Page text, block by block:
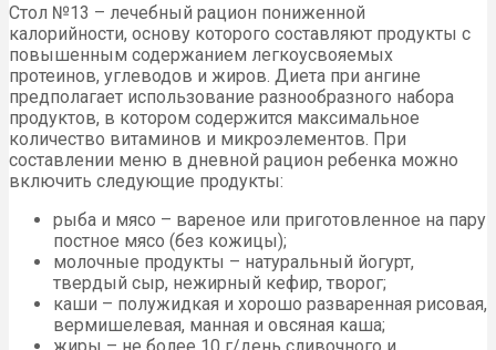
Стол №13 – лечебный рацион пониженной
калорийности, основу которого составляют продукты с
повышенным содержанием легкоусвояемых
протеинов, углеводов и жиров. Диета при ангине
предполагает использование разнообразного набора
продуктов, в котором содержится максимальное
количество витаминов и микроэлементов. При
составлении меню в дневной рацион ребенка можно
включить следующие продукты:
рыба и мясо – вареное или приготовленное на пару
постное мясо (без кожицы);
молочные продукты – натуральный йогурт,
твердый сыр, нежирный кефир, творог;
каши – полужидкая и хорошо разваренная рисовая,
вермишелевая, манная и овсяная каша;